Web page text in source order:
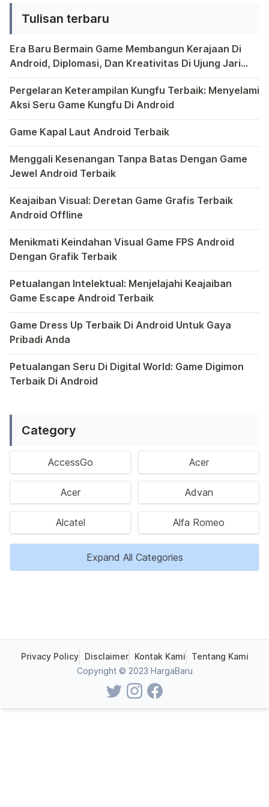
kemampuan untuk merancang dan
adalah daya tarik tersendiri. […]
Tulisan terbaru
Era Baru Bermain Game Membangun Kerajaan Di
Android, Diplomasi, Dan Kreativitas Di Ujung Jari
Anda
Bermain game di platform Android telah menjadi bagian
Pergelaran Keterampilan Kungfu Terbaik: Menyelami
Aksi Seru Game Kungfu Di Android
Dunia game selalu menawarkan pengalaman yang
Game Kapal Laut Android Terbaik
Di dunia game Android yang kaya dengan berbagai jenis
Menggali Kesenangan Tanpa Batas Dengan Game
Jewel Android Terbaik
Dalam hiruk-pikuk dunia game Android, ada satu genre
Keajaiban Visual: Deretan Game Grafis Terbaik
Android Offline
Ponsel pintar telah mengubah cara kita bermain game,
Menikmati Keindahan Visual Game FPS Android
Dengan Grafik Terbaik
Semakin berkembangnya teknologi di era digital saat ini,
Petualangan Intelektual: Menjelajahi Keajaiban
Game Escape Android Terbaik
Dalam dunia game Android, genre escape telah mencuri
Game Dress Up Terbaik Di Android Untuk Gaya
Pribadi Anda
Saat ini, platform Android telah menjadi wadah kreativitas
Petualangan Seru Di Digital World: Game Digimon
Terbaik Di Android
Category
AccessGo Acer
Acer Advan
Alcatel Alfa Romeo
Expand All Categories
Copyright © 2023 HargaBaru
Privacy Policy Disclaimer Kontak Kami Tentang Kami